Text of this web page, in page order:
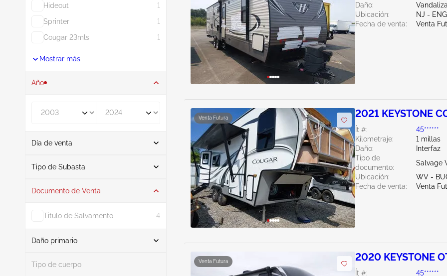
Hideout
1
Sprinter
1
Cougar 23mls
1
Mostrar más
Año
Día de venta
De
Tipo de Subasta
Subasta 14
Documento de Venta
Titulo de Salvamento 4
Daño primario
Tipo de cuerpo
Daño:
Ubicación:
NJ -
Fecha de venta:
Venta
Venta Futura 2021 KEYSTONE
Ít #:
45******
Kilometraje:
1 millas
Daño:
Interfaz
Tipo de
documento:
Salvage
Ubicación:
WV -
Fecha de venta:
Venta
Venta Futura 2020 KEYSTONE
Ít #: 45******